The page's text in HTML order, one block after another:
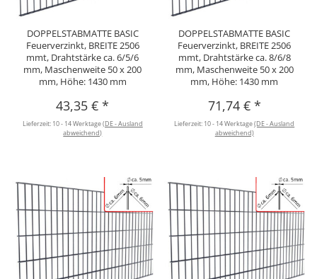
DOPPELSTABMATTE BASIC
Feuerverzinkt, BREITE 2506
mmt, Drahtstärke ca. 6/5/6
mm, Maschenweite 50 x 200
mm, Höhe: 1430 mm
43,35 €*
Lieferzeit: 10 - 14 Werktage(DE - Ausland
abweichend)
DOPPELSTABMATTE BASIC
Feuerverzinkt, BREITE 2506
mmt, Drahtstärke ca. 8/6/8
mm, Maschenweite 50 x 200
mm, Höhe: 1430 mm
71,74 € *
Lieferzeit: 10 - 14 Werktage(DE - Ausland
abweichend)